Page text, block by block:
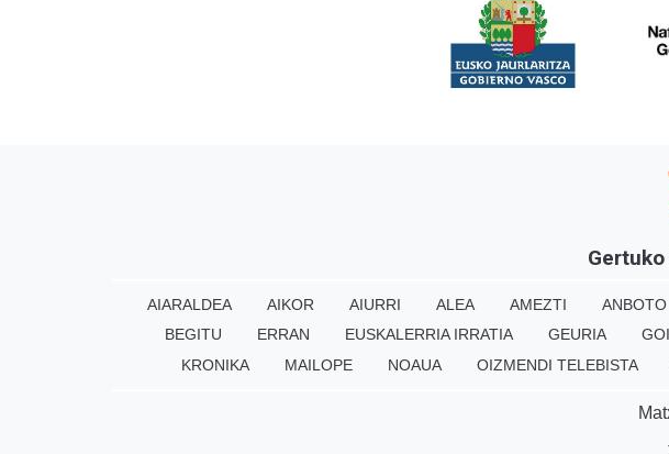
AIARALDEA AIKOR AIURRI ALEA AMEZTI ANBOTO
BEGITU
ERRAN EUSKALERRIA IRRATIA GEURIA
KRONIKA
MAILOPE NOAUA OIZMENDI TELEBISTA